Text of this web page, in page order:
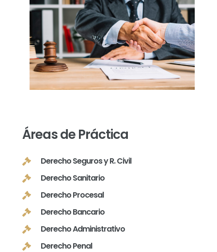
Áreas de Práctica
Derecho Seguros y R. Civil
Derecho Sanitario
Derecho Procesal
Derecho Bancario
Derecho Administrativo
Derecho Penal